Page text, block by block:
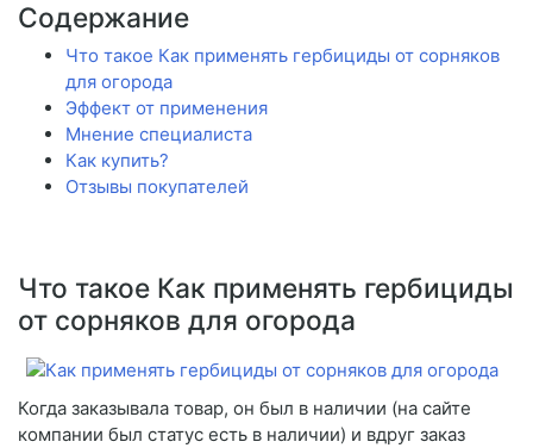
Содержание
Что такое Как применять гербициды от сорняков
для огорода
Эффект от применения
Мнение специалиста
Как купить?
Отзывы покупателей
Что такое Как применять гербициды
от сорняков для огорода
Когда заказывала товар, он был в наличии (на сайте
компании был статус есть в наличии) и вдруг заказ